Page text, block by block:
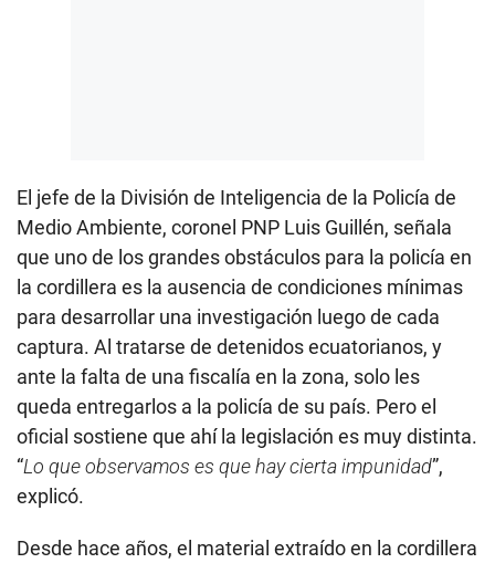
El jefe de la División de Inteligencia de la Policía de
Medio Ambiente, coronel PNP Luis Guillén, señala
que uno de los grandes obstáculos para la policía en
la cordillera es la ausencia de condiciones mínimas
para desarrollar una investigación luego de cada
captura. Al tratarse de detenidos ecuatorianos, y
ante la falta de una fiscalía en la zona, solo les
queda entregarlos a la policía de su país. Pero el
oficial sostiene que ahí la legislación es muy distinta.
“Lo que observamos es que hay cierta impunidad”,
explicó.
Desde hace años, el material extraído en la cordillera